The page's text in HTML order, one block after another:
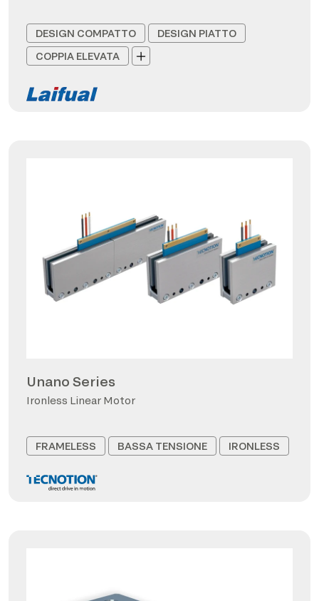
DESIGN COMPATTO
DESIGN PIATTO
COPPIA ELEVATA
Unano Series
Ironless Linear Motor
FRAMELESS BASSA TENSIONE IRONLESS